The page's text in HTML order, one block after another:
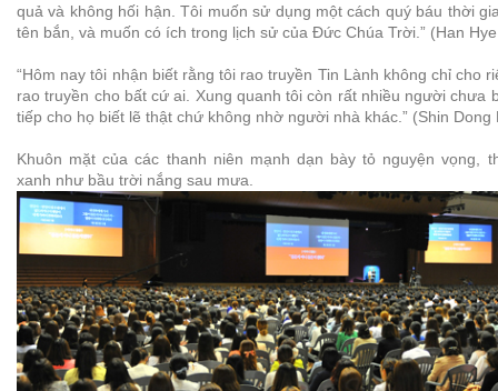
quả và không hối hận. Tôi muốn sử dụng một cách quý báu thời
tên bắn, và muốn có ích trong lịch sử của Đức Chúa Trời.” (Han
“Hôm nay tôi nhận biết rằng tôi rao truyền Tin Lành không chỉ cho
rao truyền cho bất cứ ai. Xung quanh tôi còn rất nhiều người chưa
tiếp cho họ biết lẽ thật chứ không nhờ người nhà khác.” (Shin Dong
Khuôn mặt của các thanh niên mạnh dạn bày tỏ nguyện vọng,
xanh như bầu trời nắng sau mưa.